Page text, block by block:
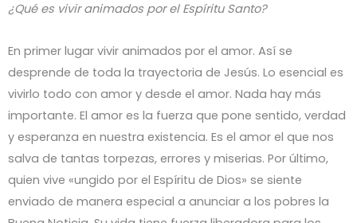
¿Qué es vivir animados por el Espíritu Santo?
En primer lugar vivir animados por el amor. Así se
desprende de toda la trayectoria de Jesús. Lo esencial es
vivirlo todo con amor y desde el amor. Nada hay más
importante. El amor es la fuerza que pone sentido, verdad
y esperanza en nuestra existencia. Es el amor el que nos
salva de tantas torpezas, errores y miserias. Por último,
quien vive «ungido por el Espíritu de Dios» se siente
enviado de manera especial a anunciar a los pobres la